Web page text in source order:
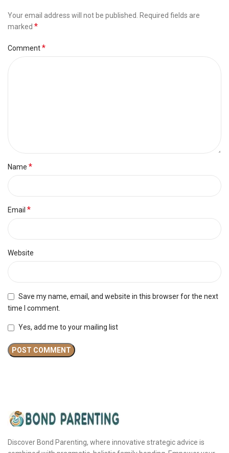
Your email address will not be published.
Required fields are
marked *
Comment*
Name *
Email *
Website
Save my name, email, and website in this browser for the next
time I comment.
Yes, add me to your mailing list
Discover Bond Parenting, where innovative strategic advice is